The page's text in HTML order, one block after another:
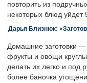
повторить из
некоторых блюд уйдет
Дарья Близнюк:
Домашние заготовки —
фрукты и овощи
делать их легко и под
более баночка